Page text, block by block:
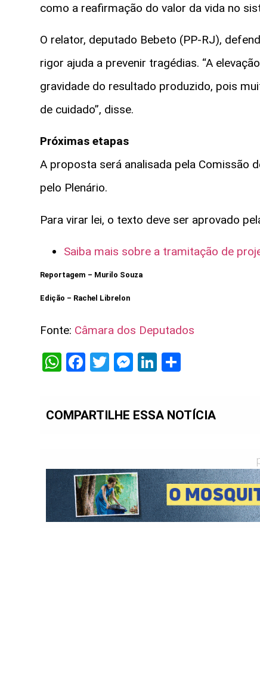
como a reafirmação do valor da vida no
O relator, deputado Bebeto (PP-RJ),
rigor ajuda a prevenir tragédias. “A
gravidade do resultado produzido, pois
de cuidado”, disse.
Próximas etapas
A proposta será analisada pela Comissão
pelo Plenário.
Para virar lei, o texto deve ser aprovado
Saiba mais sobre a tramitação de
Reportagem – Murilo Souza
Edição – Rachel Librelon
Fonte: Câmara dos Deputados
WhatsApp
Facebook
Twitter
Messenger
LinkedIn
COMPARTILHE ESSA NOTÍCIA